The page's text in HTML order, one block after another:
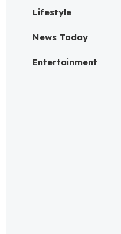
Lifestyle
News Today
Entertainment